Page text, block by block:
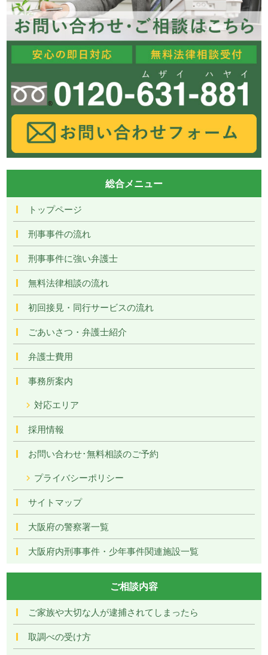
総合メニュー
トップページ
刑事事件の流れ
刑事事件に強い弁護士
無料法律相談の流れ
初回接見・同行サービスの流れ
ごあいさつ・弁護士紹介
弁護士費用
事務所案内
対応エリア
採用情報
お問い合わせ･無料相談のご予約
プライバシーポリシー
サイトマップ
大阪府の警察署一覧
大阪府内刑事事件・少年事件関連施設一覧
ご相談内容
ご家族や大切な人が逮捕されてしまったら
取調べの受け方